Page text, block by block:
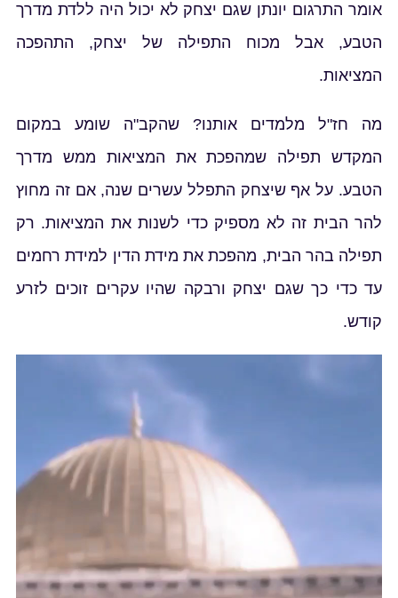
אומר התרגום יונתן שגם יצחק לא יכול היה ללדת מדרך
הטבע, אבל מכוח התפילה של יצחק, התהפכה
המציאות.
מה חז"ל מלמדים אותנו? שהקב"ה שומע במקום
המקדש תפילה שמהפכת את המציאות ממש מדרך
הטבע. על אף שיצחק התפלל עשרים שנה, אם זה מחוץ
להר הבית זה לא מספיק כדי לשנות את המציאות. רק
תפילה בהר הבית, מהפכת את מידת הדין למידת רחמים
עד כדי כך שגם יצחק ורבקה שהיו עקרים זוכים לזרע
קודש.